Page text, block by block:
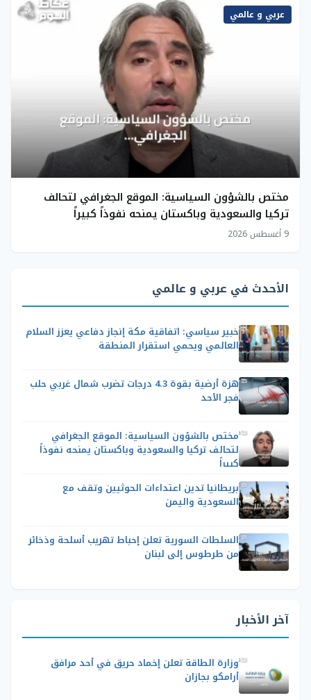
عربي و عالمي
مختص بالشؤون السياسية: الموقع الجغرافي لتحالف
تركيا والسعودية وباكستان يمنحه نفوذاً كبيراً
9 أغسطس 2026
الأحدث في عربي و عالمي
خبير سياسي: اتفاقية مكة إنجاز دفاعي يعزز السلام
العالمي ويحمي استقرار المنطقة
هزة أرضية بقوة 4.3 درجات تضرب شمال غربي حلب
فجر الأحد
مختص بالشؤون السياسية: الموقع الجغرافي
لتحالف تركيا والسعودية وباكستان يمنحه نفوذاً
كبيراً
بريطانيا تدين اعتداءات الحوثيين وتقف مع
السعودية واليمن
السلطات السورية تعلن إحباط تهريب أسلحة وذخائر
من طرطوس إلى لبنان
آخر الأخبار
وزارة الطاقة تعلن إخماد حريق في أحد مرافق
أرامكو بجازان